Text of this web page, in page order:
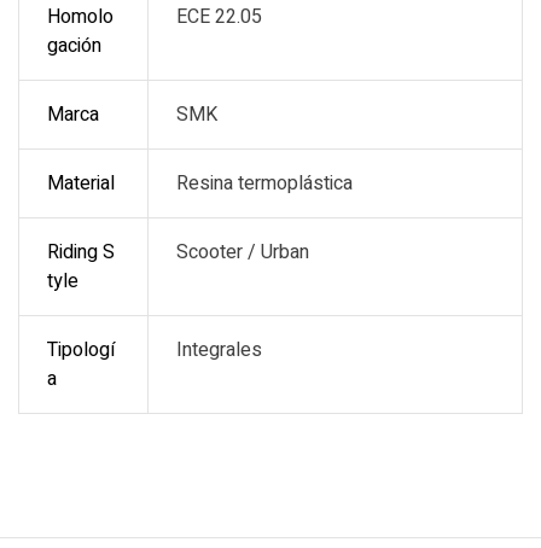
Homolo
gación
ECE 22.05
Marca SMK
Material Resina termoplástica
Riding S
tyle
Scooter / Urban
Tipologí
a
Integrales